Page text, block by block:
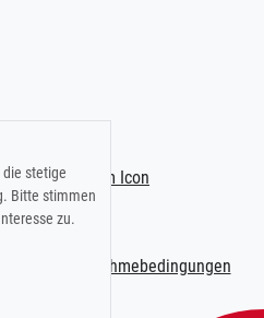
Teilnahmebedingungen
die stetige
Bitte stimmen
zu.